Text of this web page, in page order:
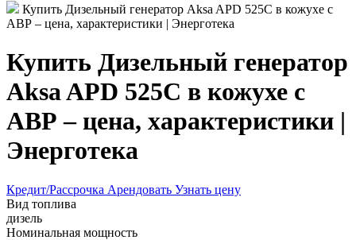
Купить Дизельный генератор Aksa APD 525C в кожухе с
АВР – цена, характеристики | Энерготека
Купить Дизельный генератор
Aksa APD 525C в кожухе с
АВР – цена, характеристики |
Энерготека
Кредит/Рассрочка Арендовать Узнать цену
Вид топлива
дизель
Номинальная мощность